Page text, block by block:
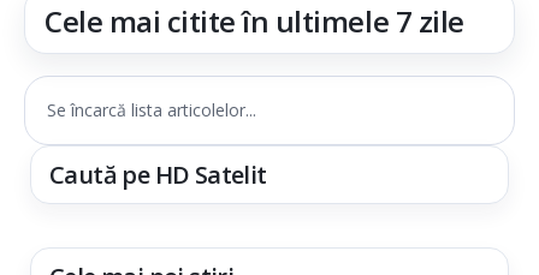
Cele mai citite în ultimele 7 zile
Se încarcă lista articolelor...
Caută pe HD Satelit